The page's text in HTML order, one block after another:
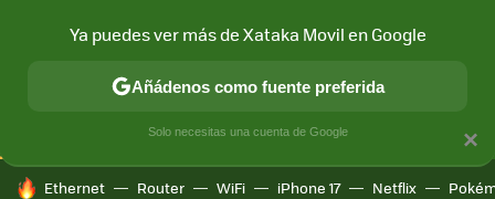
CONECTIVIDAD MÓVIL Y SOCIEDAD APLICACIONES
HOY SE HABLA DE
Ethernet Router WiFi iPhone 17 Netflix
×
Ya puedes ver más de Xataka Movil en Google
Añádenos como fuente preferida
Solo necesitas una cuenta de Google